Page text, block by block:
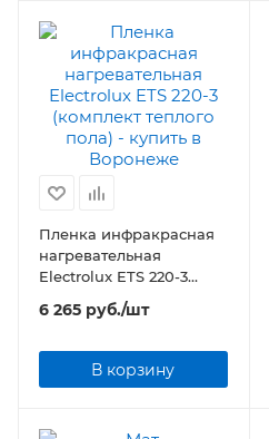
Пленка инфракрасная
нагревательная
Electrolux ETS 220-3
(комплект теплого пола)
6 265 руб./шт
В корзину